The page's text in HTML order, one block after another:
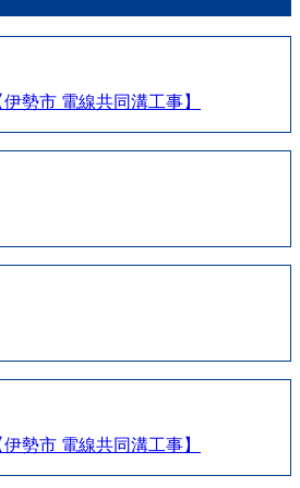
勢市 電線共同溝工事】
勢市 電線共同溝工事】